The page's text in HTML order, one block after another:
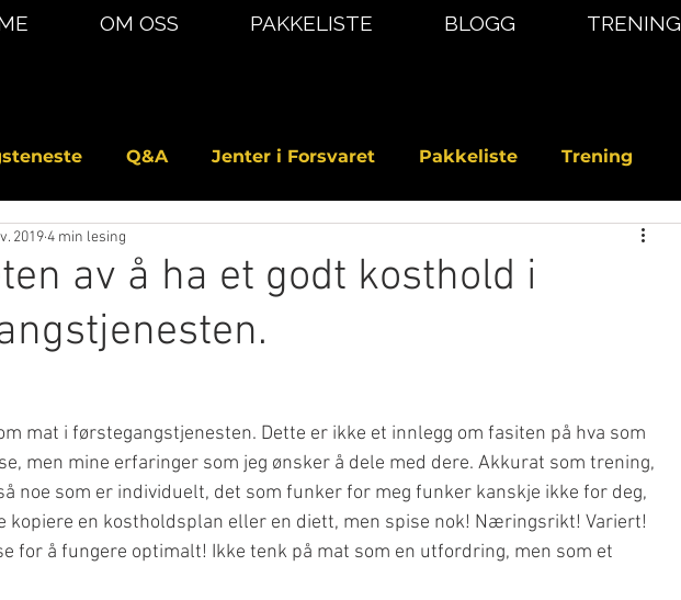
OM OSS PAKKELISTE BLOGG TRENING
Q&A Jenter i Forsvaret Pakkeliste Trening
av å ha et godt kosthold i
20194 min lesing
mat i førstegangstjenesten. Dette er ikke et innlegg om fasiten på hva som
men mine erfaringer som jeg ønsker å dele med dere. Akkurat som trening,
noe som er individuelt, det som funker for meg funker kanskje ikke for deg,
kopiere en kostholdsplan eller en diett, men spise nok! Næringsrikt! Variert!
for å fungere optimalt! Ikke tenk på mat som en utfordring, men som et